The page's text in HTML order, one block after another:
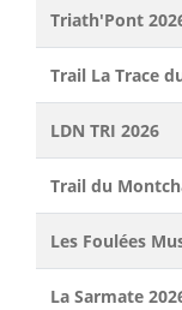
Triath'Pont
Trail La Trace
LDN TRI 2026
Trail du
Les Foulées
La Sarmate